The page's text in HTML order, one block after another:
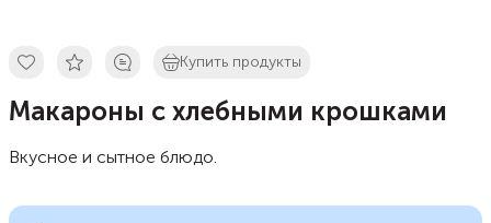
Купить продукты
Макароны с хлебными крошками
Вкусное и сытное блюдо.